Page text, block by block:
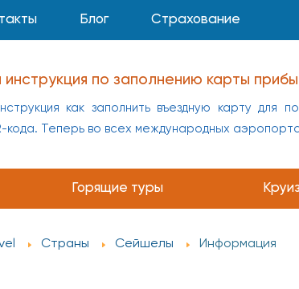
Блог Страхование
по заполнению карты
как заполнить въездную карту для
кода. Теперь во всех международных
Горящие туры
Страны Сейшелы Информация